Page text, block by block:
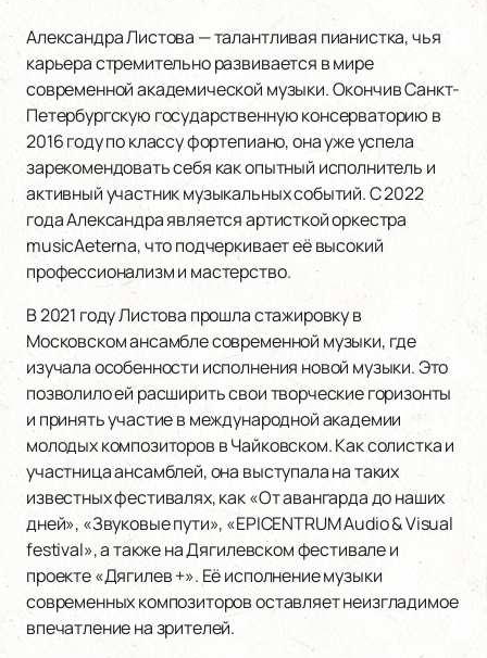
Александра Листова — талантливая пианистка, чья
карьера стремительно развивается в мире
современной академической музыки. Окончив Санкт-
Петербургскую государственную консерваторию в
2016 году по классу фортепиано, она уже успела
зарекомендовать себя как опытный исполнитель и
активный участник музыкальных событий. С 2022
года Александра является артисткой оркестра
musicAeterna, что подчеркивает её высокий
профессионализм и мастерство.
В 2021 году Листова прошла стажировку в
Московском ансамбле современной музыки, где
изучала особенности исполнения новой музыки. Это
позволило ей расширить свои творческие горизонты
и принять участие в международной академии
молодых композиторов в Чайковском. Как солистка и
участница ансамблей, она выступала на таких
известных фестивалях, как «От авангарда до наших
дней», «Звуковые пути», «EPICENTRUM Audio & Visual
festival», а также на Дягилевском фестивале и
проекте «Дягилев +». Её исполнение музыки
современных композиторов оставляет неизгладимое
впечатление на зрителей.